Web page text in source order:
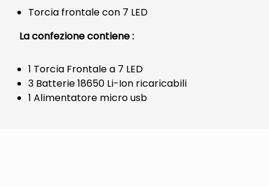
Torcia frontale con 7 LED
La confezione contiene :
1 Torcia Frontale a 7 LED
3 Batterie 18650 Li-Ion ricaricabili
1 Alimentatore micro usb